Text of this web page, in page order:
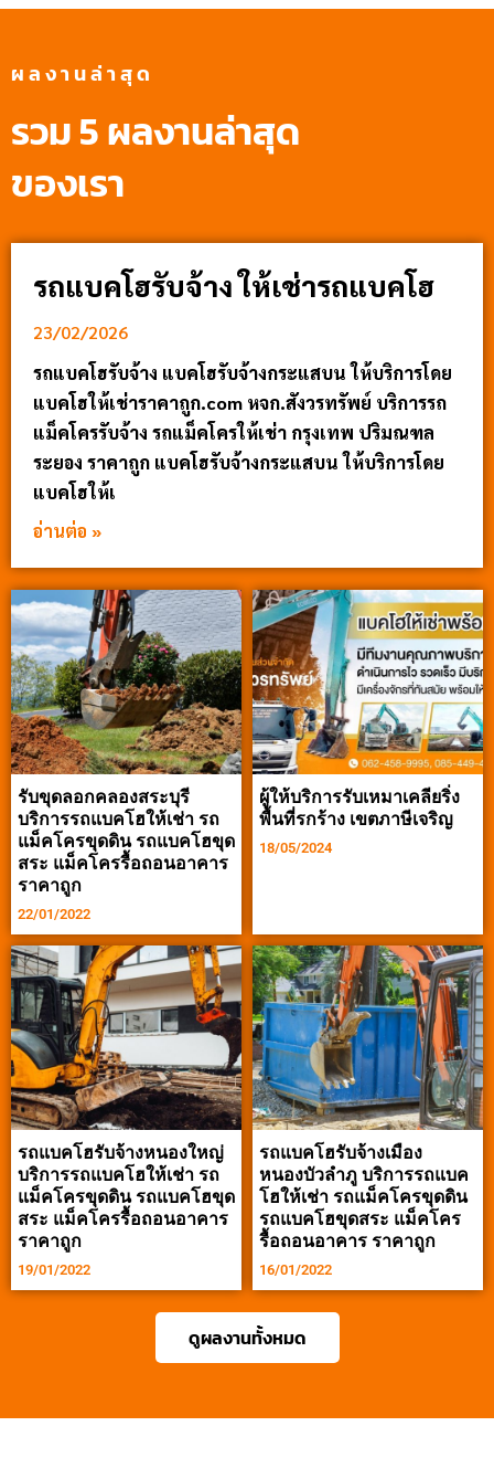
ผลงานล่าสุด
รวม 5 ผลงานล่าสุด
ของเรา
รถแบคโฮรับจ้าง ให้เช่ารถแบคโฮ
23/02/2026
รถแบคโฮรับจ้าง แบคโฮรับจ้างกระแสบน ให้บริการโดย
แบคโฮให้เช่าราคาถูก.com หจก.สังวรทรัพย์ บริการรถ
แม็คโครรับจ้าง รถแม็คโครให้เช่า กรุงเทพ ปริมณฑล
ระยอง ราคาถูก แบคโฮรับจ้างกระแสบน ให้บริการโดย
แบคโฮให้เ
อ่านต่อ »
รับขุดลอกคลองสระบุรี
บริการรถแบคโฮให้เช่า รถ
แม็คโครขุดดิน รถแบคโฮขุด
สระ แม็คโครรื้อถอนอาคาร
ราคาถูก
22/01/2022
ผู้ให้บริการรับเหมาเคลียริ่ง
พื้นที่รกร้าง เขตภาษีเจริญ
18/05/2024
รถแบคโฮรับจ้างหนองใหญ่
บริการรถแบคโฮให้เช่า รถ
แม็คโครขุดดิน รถแบคโฮขุด
สระ แม็คโครรื้อถอนอาคาร
ราคาถูก
19/01/2022
รถแบคโฮรับจ้างเมือง
หนองบัวลำภู บริการรถแบค
โฮให้เช่า รถแม็คโครขุดดิน
รถแบคโฮขุดสระ แม็คโคร
รื้อถอนอาคาร ราคาถูก
16/01/2022
ดูผลงานทั้งหมด